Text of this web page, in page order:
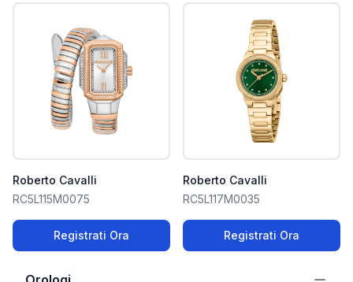
Roberto Cavalli
RC5L115M0075
Registrati Ora
Roberto Cavalli
RC5L117M0035
Registrati Ora